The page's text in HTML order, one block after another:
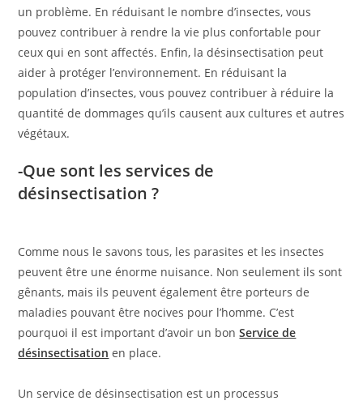
un problème. En réduisant le nombre d’insectes, vous
pouvez contribuer à rendre la vie plus confortable pour
ceux qui en sont affectés. Enfin, la désinsectisation peut
aider à protéger l’environnement. En réduisant la
population d’insectes, vous pouvez contribuer à réduire la
quantité de dommages qu’ils causent aux cultures et autres
végétaux.
-Que sont les services de
désinsectisation ?
Comme nous le savons tous, les parasites et les insectes
peuvent être une énorme nuisance. Non seulement ils sont
gênants, mais ils peuvent également être porteurs de
maladies pouvant être nocives pour l’homme. C’est
pourquoi il est important d’avoir un bonService de
désinsectisation en place.
Un service de désinsectisation est un processus